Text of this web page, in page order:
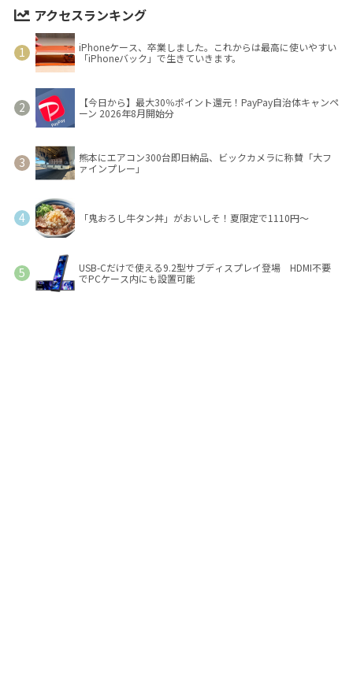
アクセスランキング
iPhoneケース、卒業しました。これからは最高に使いやすい
「iPhoneバック」で生きていきます。
【今日から】最大30％ポイント還元！PayPay自治体キャンペ
ーン 2026年8月開始分
熊本にエアコン300台即日納品、ビックカメラに称賛「大フ
ァインプレー」
「鬼おろし牛タン丼」がおいしそ！夏限定で1110円～
USB-Cだけで使える9.2型サブディスプレイ登場 HDMI不要
でPCケース内にも設置可能